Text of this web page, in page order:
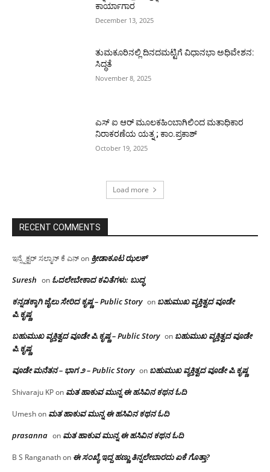
ಕಾರ್ಯಾಗಾರ
December 13, 2025
ತುಮಕೂರಿನಲ್ಲಿ ದಿನದಮಟ್ಟಿಗೆ ವಿಧಾನಭಾ ಅಧಿವೇಶನ:
ಸಿದ್ಧತೆ
November 8, 2025
ಎಸ್ ಐ ಆರ್ ಮೂಲಕಹಿಂಬಾಗಿಲಿಂದ ಮತಾಧಿಕಾರ
ನಿರಾಕರಣೆಯ ಯತ್ನ ; ಕಾಂ.ಪ್ರಕಾಶ್
October 19, 2025
Load more
RECENT COMMENTS
ಇನ್ಸ್ಪೆಕ್ಟರ್ ಸಲ್ಮಾನ್ ಕೆ ಎನ್on ಕ್ರೀಡಾಕೂಟ ಝಲಕ್
Suresh on ಓದಲೇಬೇಕಾದ‌ ಕವಿತೆಗಳು: ಬುದ್ಧ
ಕನ್ನಡಕ್ಕಾಗಿ ಜೈಲು ಸೇರಿದ ಕೃಷ್ಣ – Public Story on ಬಹುಮುಖ ವ್ಯಕ್ತಿತ್ವದ ವೂಡೇ
ಪಿ.ಕೃಷ್ಣ
ಬಹುಮುಖ ವ್ಯಕ್ತಿತ್ವದ ವೂಡೇ ಪಿ.ಕೃಷ್ಣ – Public Story on ಬಹುಮುಖ ವ್ಯಕ್ತಿತ್ವದ ವೂಡೇ
ಪಿ.ಕೃಷ್ಣ
ವೂಡೇ ಮನೆತನ – ಭಾಗ ೨ – Public Story on ಬಹುಮುಖ ವ್ಯಕ್ತಿತ್ವದ ವೂಡೇ ಪಿ.ಕೃಷ್ಣ
Shivaraju KPon ಮತ ಹಾಕುವ ಮುನ್ನ ಈ ಹಸಿವಿನ ಕಥನ ಓದಿ
Umeshon ಮತ ಹಾಕುವ ಮುನ್ನ ಈ ಹಸಿವಿನ ಕಥನ ಓದಿ
prasanna on ಮತ ಹಾಕುವ ಮುನ್ನ ಈ ಹಸಿವಿನ ಕಥನ ಓದಿ
B S Ranganathon ಈ ಸಂಖ್ಯೆ ಇದ್ದ ಹಣ್ಣು ತಿನ್ನಲೇಬಾರದು ಏಕೆ ಗೊತ್ತಾ?